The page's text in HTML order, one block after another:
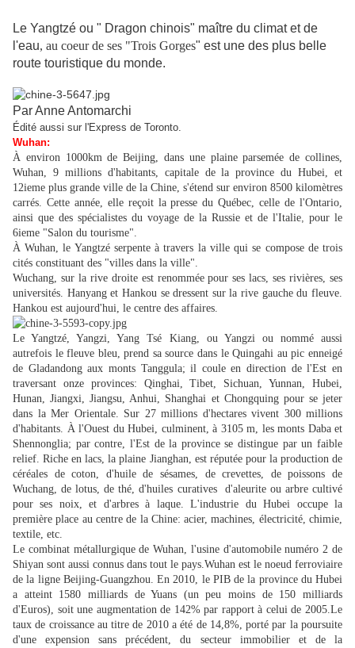
Le Yangtzé ou " Dragon chinois" maître du climat et de
l'eau, au coeur de ses "Trois Gorges" est une des plus belle
route touristique du monde.
Par Anne Antomarchi
Édité aussi sur l'Express de Toronto.
Wuhan:
À environ 1000km de Beijing, dans une plaine parsemée de collines,
Wuhan, 9 millions d'habitants, capitale de la province du Hubei, et
12ieme plus grande ville de la Chine, s'étend sur environ 8500 kilomètres
carrés. Cette année, elle reçoit la presse du Québec, celle de l'Ontario,
ainsi que des spécialistes du voyage de la Russie et de l'Italie, pour le
6ieme "Salon du tourisme".
À Wuhan, le Yangtzé serpente à travers la ville qui se compose de trois
cités constituant des "villes dans la ville".
Wuchang, sur la rive droite est renommée pour ses lacs, ses rivières, ses
universités. Hanyang et Hankou se dressent sur la rive gauche du fleuve.
Hankou est aujourd'hui, le centre des affaires.
Le Yangtzé, Yangzi, Yang Tsé Kiang, ou Yangzi ou nommé aussi
autrefois le fleuve bleu, prend sa source dans le Quingahi au pic enneigé
de Gladandong aux monts Tanggula; il coule en direction de l'Est en
traversant onze provinces: Qinghai, Tibet, Sichuan, Yunnan, Hubei,
Hunan, Jiangxi, Jiangsu, Anhui, Shanghai et Chongquing pour se jeter
dans la Mer Orientale. Sur 27 millions d'hectares vivent 300 millions
d'habitants. À l'Ouest du Hubei, culminent, à 3105 m, les monts Daba et
Shennonglia; par contre, l'Est de la province se distingue par un faible
relief. Riche en lacs, la plaine Jianghan, est réputée pour la production de
céréales de coton, d'huile de sésames, de crevettes, de poissons de
Wuchang, de lotus, de thé, d'huiles curatives d'aleurite ou arbre cultivé
pour ses noix, et d'arbres à laque. L'industrie du Hubei occupe la
première place au centre de la Chine: acier, machines, électricité, chimie,
textile, etc.
Le combinat métallurgique de Wuhan, l'usine d'automobile numéro 2 de
Shiyan sont aussi connus dans tout le pays.Wuhan est le noeud ferroviaire
de la ligne Beijing-Guangzhou. En 2010, le PIB de la province du Hubei
a atteint 1580 milliards de Yuans (un peu moins de 150 milliards
d'Euros), soit une augmentation de 142% par rapport à celui de 2005.Le
taux de croissance au titre de 2010 a été de 14,8%, porté par la poursuite
d'une expension sans précédent, du secteur immobilier et de la